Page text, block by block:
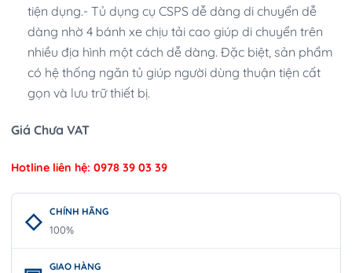
tiện dụng.- Tủ dụng cụ CSPS dễ dàng di chuyển dễ
dàng nhờ 4 bánh xe chịu tải cao giúp di chuyển trên
nhiều địa hình một cách dễ dàng. Đặc biệt, sản phẩm
có hệ thống ngăn tủ giúp người dùng thuận tiện cất
gọn và lưu trữ thiết bị.
Giá Chưa VAT
Hotline liên hệ: 0978 39 03 39
CHÍNH HÃNG
100%
GIAO HÀNG